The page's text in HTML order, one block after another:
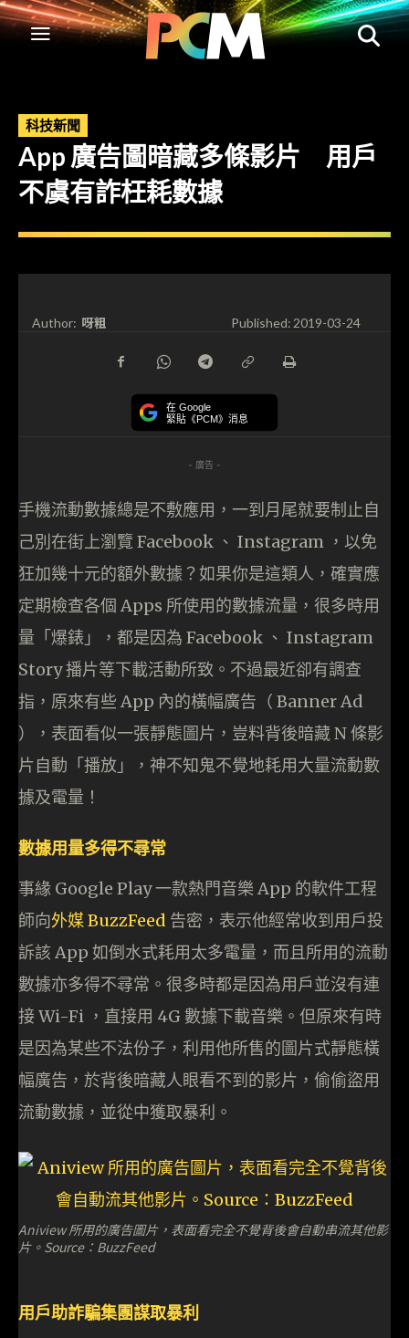
科技新聞
App 廣告圖暗藏多條影片 用戶
不虞有詐枉耗數據
Author: 呀粗 Published:2019-03-24
在 Google
緊貼《PCM》消息
- 廣告 -
手機流動數據總是不敷應用，一到月尾就要制止自
己別在街上瀏覽 Facebook 、 Instagram ，以免
狂加幾十元的額外數據？如果你是這類人，確實應
定期檢查各個 Apps 所使用的數據流量，很多時用
量「爆錶」，都是因為 Facebook 、 Instagram
Story 播片等下載活動所致。不過最近卻有調查
指，原來有些 App 內的橫幅廣告（ Banner Ad
），表面看似一張靜態圖片，豈料背後暗藏 N 條影
片自動「播放」，神不知鬼不覺地耗用大量流動數
據及電量！
數據用量多得不尋常
事緣 Google Play 一款熱門音樂 App 的軟件工程
師向外媒 BuzzFeed 告密，表示他經常收到用戶投
訴該 App 如倒水式耗用太多電量，而且所用的流動
數據亦多得不尋常。很多時都是因為用戶並沒有連
接 Wi-Fi ，直接用 4G 數據下載音樂。但原來有時
是因為某些不法份子，利用他所售的圖片式靜態橫
幅廣告，於背後暗藏人眼看不到的影片，偷偷盜用
流動數據，並從中獲取暴利。
Aniview 所用的廣告圖片，表面看完全不覺背後會自動串流其他影
片。Source：BuzzFeed
用戶助詐騙集團謀取暴利